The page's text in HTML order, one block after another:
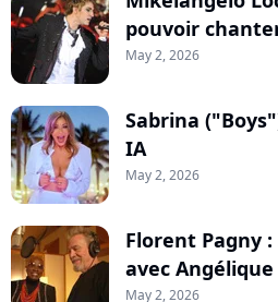
pouvoir
May 2, 2026
Sabrina
IA
May 2, 2026
Florent Pagny
avec
May 2, 2026